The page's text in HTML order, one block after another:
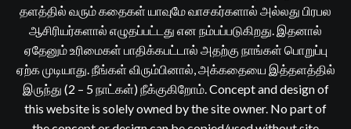
தளத்தில் வரும் கதைகள் யாவுமே வாசகர்களால் அல்லது பிரபல
ஆசிரியர்களால் எழுதப்பட்டது என நம்பப்படுகிறது. இதனால்
ஏதேனும் உரிமைகள் பாதிக்கபட்டால் அதற்கு நாங்கள் பொறுப்பு
ஏற்க முடியாது. நீங்கள் விரும்பினால், அக்கதையை இத்தளத்தில்
இருந்து (2 – 5 நாட்கள்) நீக்குகிறோம். Concept and design of
this website is solely owned by the site owner. No part of